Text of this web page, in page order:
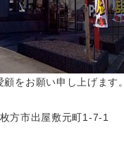
をお願い申し上げます。
方市出屋敷元町1-7-1